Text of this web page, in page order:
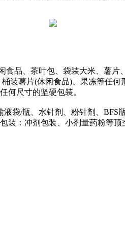
、茶叶包、袋装大米、薯片
装薯片(休闲食品)、果冻等任
何尺寸的坚硬包装。
瓶、水针剂、粉针剂、BFS瓶
：冲剂包装、小剂量药粉等顶